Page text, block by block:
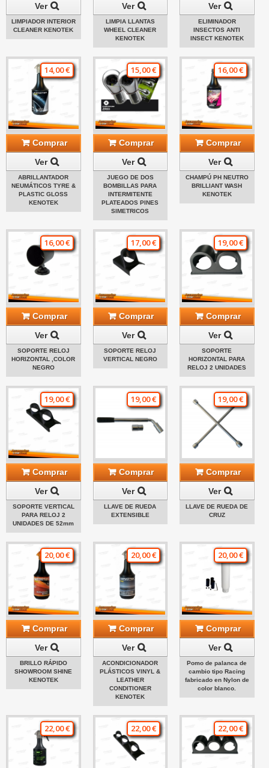
Ver
LIMPIADOR INTERIOR
CLEANER KENOTEK
Ver
LIMPIA LLANTAS
WHEEL CLEANER
KENOTEK
Ver
ELIMINADOR
INSECTOS ANTI
INSECT KENOTEK
14,00 €
Comprar
Ver
ABRILLANTADOR
NEUMÁTICOS TYRE &
PLASTIC GLOSS
KENOTEK
15,00 €
Comprar
Ver
JUEGO DE DOS
BOMBILLAS PARA
INTERMITENTE
PLATEADOS PINES
SIMETRICOS
16,00 €
Comprar
Ver
CHAMPÚ PH NEUTRO
BRILLIANT WASH
KENOTEK
16,00 €
Comprar
Ver
SOPORTE RELOJ
HORIZONTAL ,COLOR
NEGRO
17,00 €
Comprar
Ver
SOPORTE RELOJ
VERTICAL NEGRO
19,00 €
Comprar
Ver
SOPORTE
HORIZONTAL PARA
RELOJ 2 UNIDADES
19,00 €
Comprar
Ver
SOPORTE VERTICAL
PARA RELOJ 2
UNIDADES DE 52mm
19,00 €
Comprar
Ver
LLAVE DE RUEDA
EXTENSIBLE
19,00 €
Comprar
Ver
LLAVE DE RUEDA DE
CRUZ
20,00 €
Comprar
Ver
BRILLO RÁPIDO
SHOWROOM SHINE
KENOTEK
20,00 €
Comprar
Ver
ACONDICIONADOR
PLÁSTICOS VINYL &
LEATHER
CONDITIONER
KENOTEK
20,00 €
Comprar
Ver
Pomo de palanca de
cambio tipo Racing
fabricado en Nylon de
color blanco.
22,00 € 22,00 € 22,00 €